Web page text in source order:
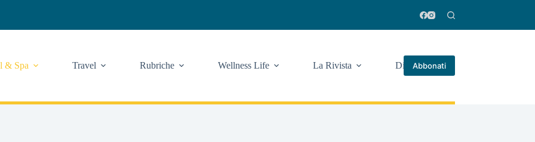
& Spa Travel Rubriche Wellness Life La Rivista Di piùAbbonati